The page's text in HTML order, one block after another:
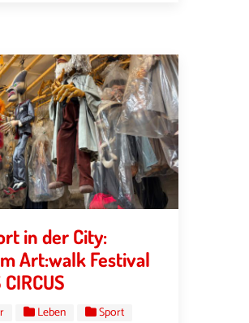
in der City:
Art:walk Festival
Leben
Sport